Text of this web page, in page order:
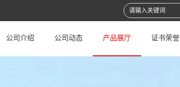
公司介绍 公司动态 产品展厅 证书荣誉